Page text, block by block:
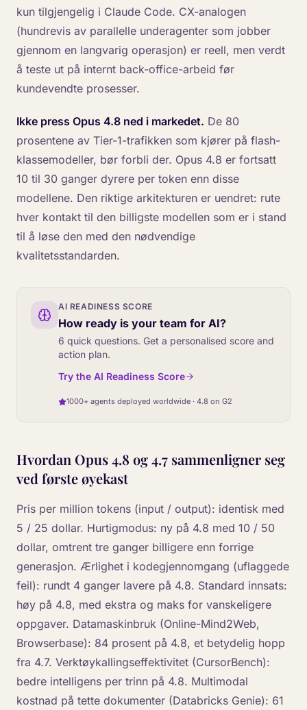
kun tilgjengelig i Claude Code. CX-analogen
(hundrevis av parallelle underagenter som jobber
gjennom en langvarig operasjon) er reell, men verdt
å teste ut på internt back-office-arbeid før
kundevendte prosesser.
Ikke press Opus 4.8 ned i markedet. De 80
prosentene av Tier-1-trafikken som kjører på flash-
klassemodeller, bør forbli der. Opus 4.8 er fortsatt
10 til 30 ganger dyrere per token enn disse
modellene. Den riktige arkitekturen er uendret: rute
hver kontakt til den billigste modellen som er i stand
til å løse den med den nødvendige
kvalitetsstandarden.
AI READINESS SCORE
How ready is your team for AI?
6 quick questions. Get a personalised score and
action plan.
Try the AI Readiness Score
1000+ agents deployed worldwide · 4.8 on G2
Hvordan Opus 4.8 og 4.7 sammenligner seg
ved første øyekast
Pris per million tokens (input / output): identisk med
5 / 25 dollar. Hurtigmodus: ny på 4.8 med 10 / 50
dollar, omtrent tre ganger billigere enn forrige
generasjon. Ærlighet i kodegjennomgang (uflaggede
feil): rundt 4 ganger lavere på 4.8. Standard innsats:
høy på 4.8, med ekstra og maks for vanskeligere
oppgaver. Datamaskinbruk (Online-Mind2Web,
Browserbase): 84 prosent på 4.8, et betydelig hopp
fra 4.7. Verktøykallingseffektivitet (CursorBench):
bedre intelligens per trinn på 4.8. Multimodal
kostnad på tette dokumenter (Databricks Genie): 61